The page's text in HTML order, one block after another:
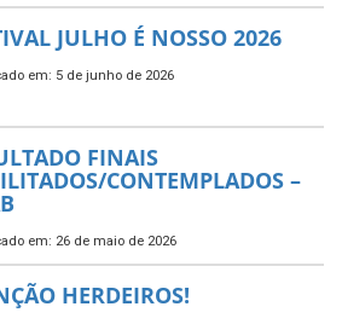
JULHO É NOSSO 2026
em: 5 de junho de 2026
FINAIS
CONTEMPLADOS –
em: 26 de maio de 2026
HERDEIROS!